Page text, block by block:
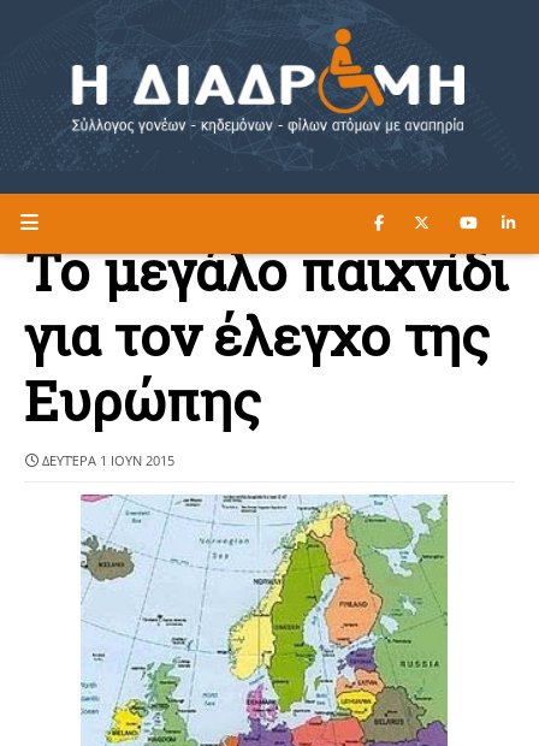
Η ΔΙΑΔΡΟΜΗ ΔΙΑΒΑΣΤΕ ΕΔΩ ►
Το μεγάλο παιχνίδι
για τον έλεγχο της
Ευρώπης
ΔΕΥΤΈΡΑ 1 ΙΟΥΝ 2015